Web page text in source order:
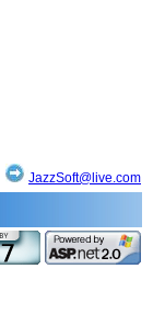
JazzSoft@live.com